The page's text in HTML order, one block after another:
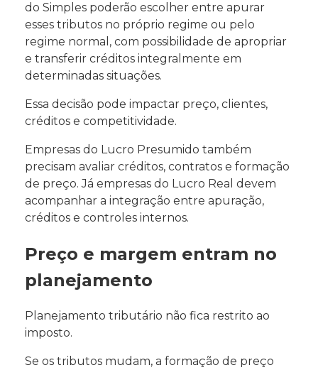
do Simples poderão escolher entre apurar
esses tributos no próprio regime ou pelo
regime normal, com possibilidade de apropriar
e transferir créditos integralmente em
determinadas situações.
Essa decisão pode impactar preço, clientes,
créditos e competitividade.
Empresas do Lucro Presumido também
precisam avaliar créditos, contratos e formação
de preço. Já empresas do Lucro Real devem
acompanhar a integração entre apuração,
créditos e controles internos.
Preço e margem entram no
planejamento
Planejamento tributário não fica restrito ao
imposto.
Se os tributos mudam, a formação de preço